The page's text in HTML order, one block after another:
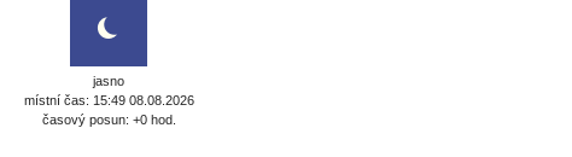
jasno
místní čas: 15:49 08.08.2026
časový posun: +0 hod.